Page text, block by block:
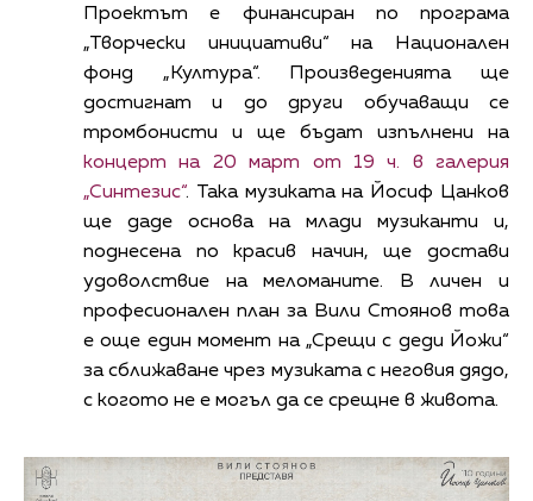
Проектът е финансиран по програма
„Творчески инициативи“ на Национален
фонд „Култура“. Произведенията ще
достигнат и до други обучаващи се
тромбонисти и ще бъдат изпълнени на
концерт на 20 март от 19 ч. в галерия
„Синтезис“. Така музиката на Йосиф Цанков
ще даде основа на млади музиканти и,
поднесена по красив начин, ще достави
удоволствие на меломаните. В личен и
професионален план за Вили Стоянов това
е още един момент на „Срещи с деди Йожи“
за сближаване чрез музиката с неговия дядо,
с когото не е могъл да се срещне в живота.